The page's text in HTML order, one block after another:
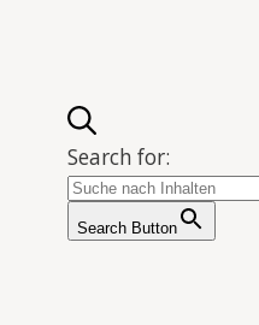
Search for:
Search Button